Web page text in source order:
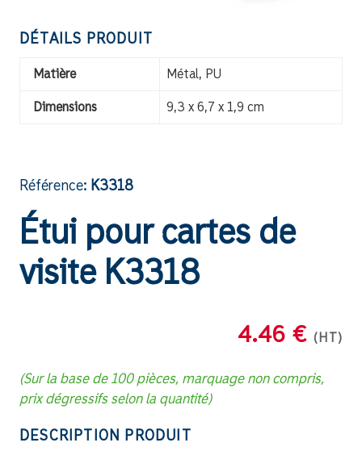
DÉTAILS PRODUIT
Matière Métal, PU
Dimensions 9,3 x 6,7 x 1,9 cm
Référence: K3318
Étui pour cartes de
visite K3318
4.46 € (HT)
(Sur la base de 100 pièces, marquage non compris,
prix dégressifs selon la quantité)
DESCRIPTION PRODUIT